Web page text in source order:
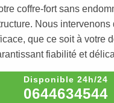
coffre-fort sans
Nous intervenons
que ce soit à votre
fiabilité et
0644634544